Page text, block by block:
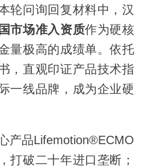
轮问询回复材料中，汉
市场准入资质作为硬核
量极高的成绩单。依托
，直观印证产品技术指
一线品牌，成为企业硬
产品Lifemotion®ECMO
打破二十年进口垄断；